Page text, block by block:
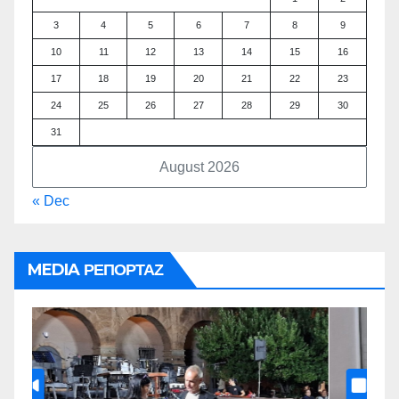
August 2026
3 4 5 6 7 8 9
10 11 12 13 14 15 16
17 18 19 20 21 22 23
24 25 26 27 28 29 30
31
« Dec
MEDIA ΡΕΠΟΡΤΑΖ